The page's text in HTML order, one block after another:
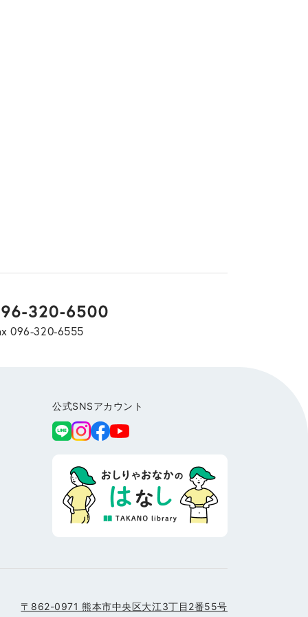
096-320-6555
公式SNSアカウント
〒862-0971 熊本市中央区大江3丁目2番55号